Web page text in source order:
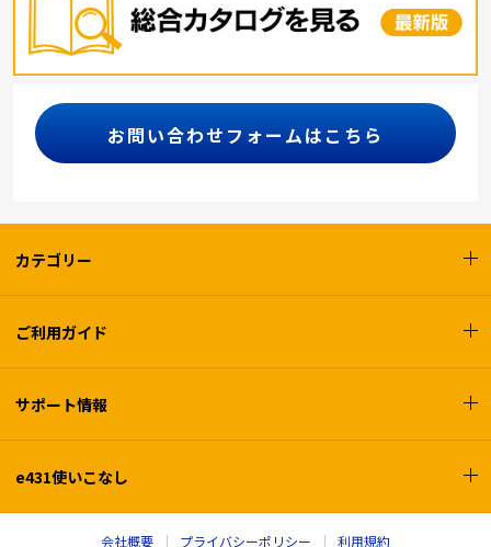
お問い合わせフォームはこちら
カテゴリー
ご利用ガイド
サポート情報
e431使いこなし
会社概要 プライバシーポリシー 利用規約